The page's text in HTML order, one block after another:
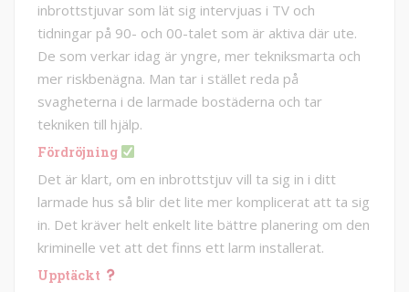
inbrottstjuvar som lät sig intervjuas i TV och
tidningar på 90- och 00-talet som är aktiva där ute.
De som verkar idag är yngre, mer tekniksmarta och
mer riskbenägna. Man tar i stället reda på
svagheterna i de larmade bostäderna och tar
tekniken till hjälp.
Fördröjning
Det är klart, om en inbrottstjuv vill ta sig in i ditt
larmade hus så blir det lite mer komplicerat att ta sig
in. Det kräver helt enkelt lite bättre planering om den
kriminelle vet att det finns ett larm installerat.
Upptäckt